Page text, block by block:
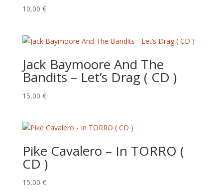
10,00 €
Jack Baymoore And The
Bandits – Let’s Drag ( CD )
15,00 €
Pike Cavalero – In TORRO (
CD )
15,00 €